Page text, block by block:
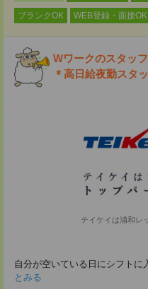
ブランクOK WEB登録・面接OK
Wワークのスタッ
＊高日給夜勤スタッ
テイケイは浦和レ
自分が空いている日にシフトに
とみる